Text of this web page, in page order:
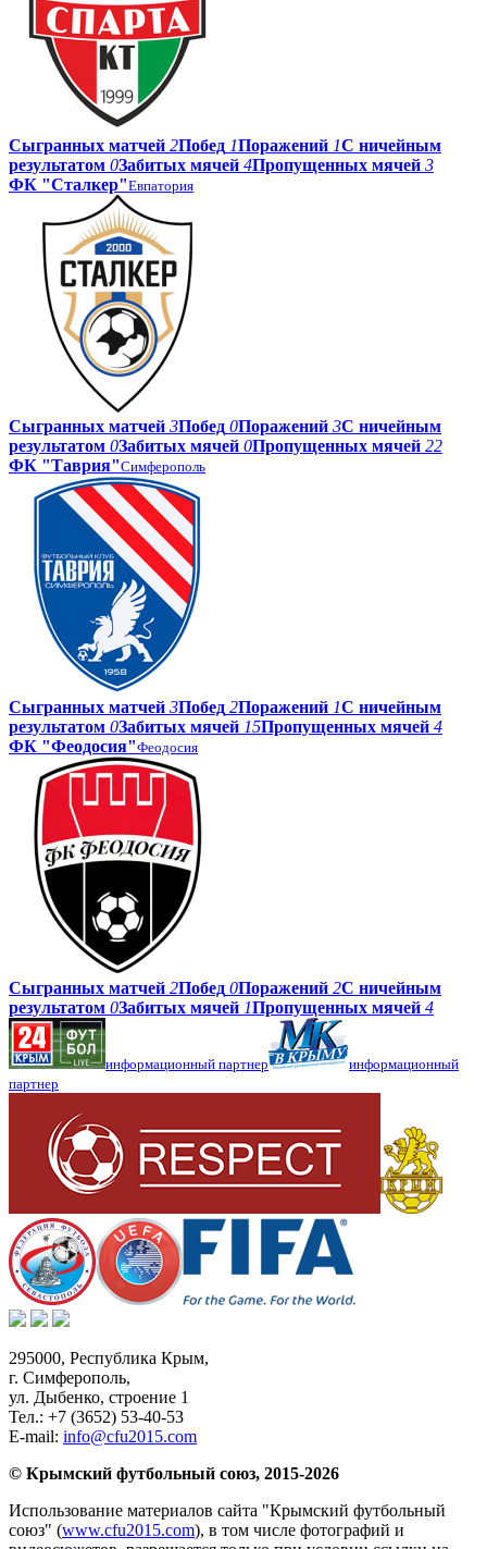
Сыгранных матчей 2Побед 1Поражений 1С ничейным
результатом 0Забитых мячей 4Пропущенных мячей 3
ФК "Сталкер"Евпатория
Сыгранных матчей 3Побед 0Поражений 3С ничейным
результатом 0Забитых мячей 0Пропущенных мячей 22
ФК "Таврия"Симферополь
Сыгранных матчей 3Побед 2Поражений 1С ничейным
результатом 0Забитых мячей 15Пропущенных мячей 4
ФК "Феодосия"Феодосия
Сыгранных матчей 2Побед 0Поражений 2С ничейным
результатом 0Забитых мячей 1Пропущенных мячей 4
информационный партнер
информационный
партнер
295000, Республика Крым,
г. Симферополь,
ул. Дыбенко, строение 1
Тел.: +7 (3652) 53-40-53
E-mail: info@cfu2015.com
© Крымский футбольный союз, 2015-2026
Использование материалов сайта "Крымский футбольный
союз" (www.cfu2015.com), в том числе фотографий и